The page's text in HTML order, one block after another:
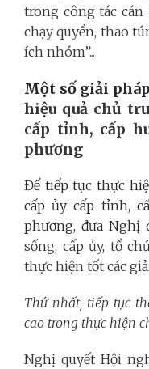
trong công tác cán
chạy quyền, thao
ích nhóm”...
Một số giải pháp
hiệu quả chủ
cấp tỉnh, cấp
phương
Để tiếp tục thực
cấp ủy cấp tỉnh,
phương, đưa Nghị
sống, cấp ủy, tổ
thực hiện tốt các
Thứ nhất, tiếp tục
cao trong thực hiện
Nghị quyết Hội